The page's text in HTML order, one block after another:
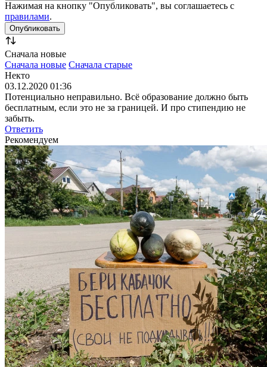
Нажимая на кнопку "Опубликовать", вы соглашаетесь с
правилами.
Сначала новые
Сначала новые Сначала старые
Некто
03.12.2020 01:36
Потенциально неправильно. Всё образование должно быть
бесплатным, если это не за границей. И про стипендию не
забыть.
Ответить
Рекомендуем